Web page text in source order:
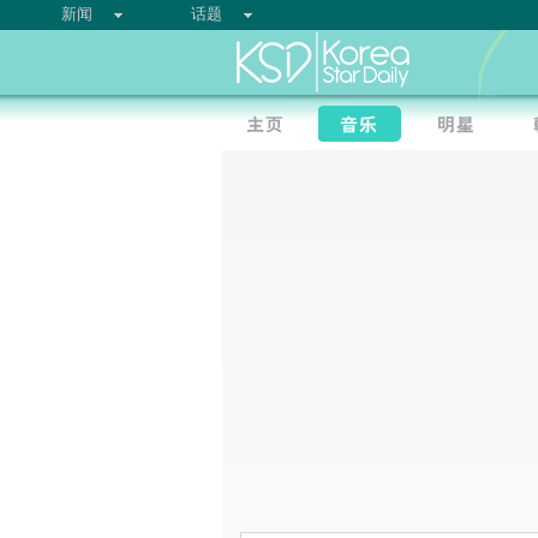
新闻 话题